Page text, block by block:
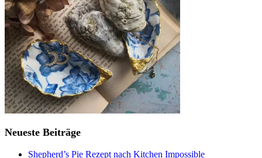
Neueste Beiträge
Shepherd’s Pie Rezept nach Kitchen Impossible